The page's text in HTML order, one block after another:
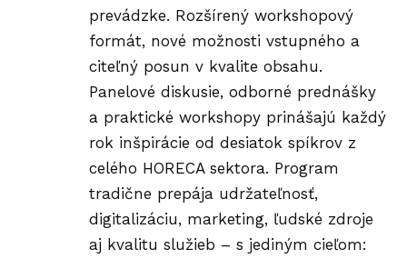
prevádzke. Rozšírený workshopový
formát, nové možnosti vstupného a
citeľný posun v kvalite obsahu.
Panelové diskusie, odborné prednášky
a praktické workshopy prinášajú každý
rok inšpirácie od desiatok spíkrov z
celého HORECA sektora. Program
tradične prepája udržateľnosť,
digitalizáciu, marketing, ľudské zdroje
aj kvalitu služieb – s jediným cieľom: